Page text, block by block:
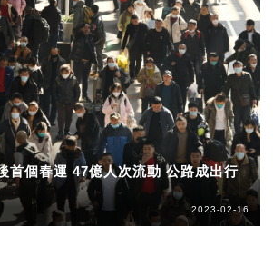
首個春運 47億人次流動 公路成出行
2023-02-16